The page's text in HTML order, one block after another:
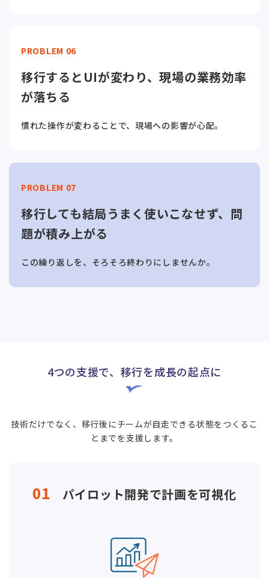
PROBLEM 06
移行するとUIが変わり、現場の業務効率
が落ちる
慣れた操作が変わることで、現場への影響が心配。
PROBLEM 07
移行しても結局うまく使いこなせず、問
題が積み上がる
この繰り返しを、そろそろ終わりにしませんか。
4つの支援で、移行を成長の起点に
技術だけでなく、移行後にチームが自走できる状態をつくるこ
とまでを支援します。
01 パイロット開発で計画を可視化